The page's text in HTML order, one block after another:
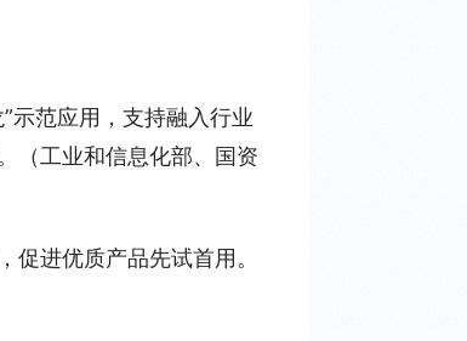
示范应用，支持融入行业
（工业和信息化部、国资
促进优质产品先试首用。